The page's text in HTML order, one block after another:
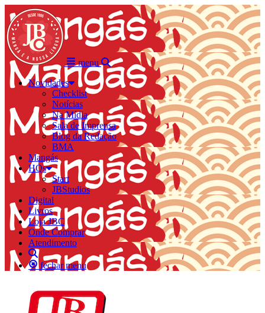
menu
Novidades
Checklist
Notícias
Na Mídia
Sala de Imprensa
Blog da Redação
BMA
Mangás
HQs
Start
JBStudios
Digital
Livros
Loja JBC
Onde Comprar
Atendimento
fechar menu